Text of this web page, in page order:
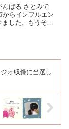
んばる さとみで
からインフルエン
した。もうそん
オ収録に当選し